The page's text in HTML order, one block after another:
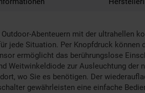
Abenteuern mit der ultrahellen
jede Situation. Per Knopfdruck
ermöglicht das berührungslose
Weitwinkeldiode zur Ausleuchtung
wo Sie es benötigen. Der
gewährleisten eine einfache